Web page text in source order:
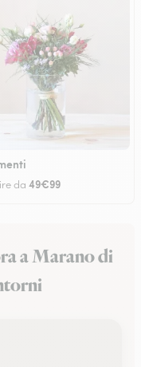
da 49€99
a Marano di